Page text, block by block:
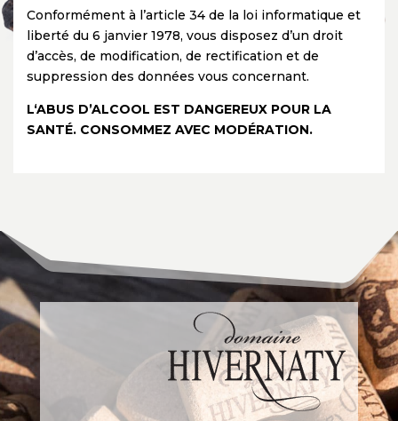
Conformément à l’article 34 de la loi informatique et
liberté du 6 janvier 1978, vous disposez d’un droit
d’accès, de modification, de rectification et de
suppression des données vous concernant.
L‘ABUS D’ALCOOL EST DANGEREUX POUR LA
SANTÉ. CONSOMMEZ AVEC MODÉRATION.